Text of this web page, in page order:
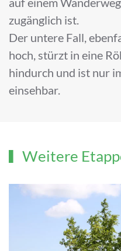
zugänglich ist.
Der untere Fall,
hoch, stürzt in eine
hindurch und ist nur
einsehbar.
Weitere